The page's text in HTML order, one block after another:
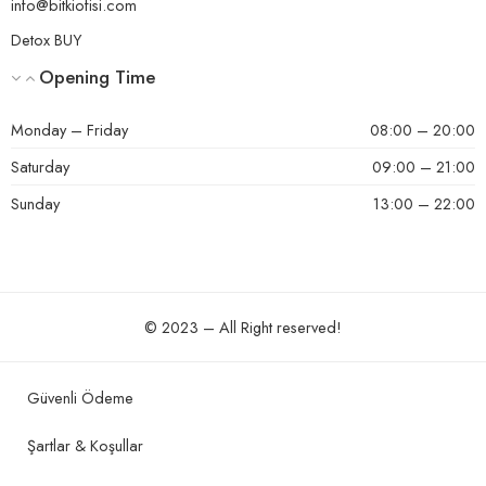
5 üzerinden
hulusi aykud merkezi
info@bitkiofisi.com
Detox BUY
Opening Time
Monday – Friday
08:00 – 20:00
Saturday
09:00 – 21:00
Sunday
13:00 – 22:00
© 2023 – All Right reserved!
Güvenli Ödeme
Şartlar & Koşullar